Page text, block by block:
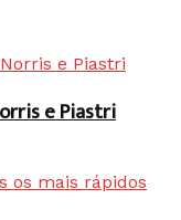
e Piastri